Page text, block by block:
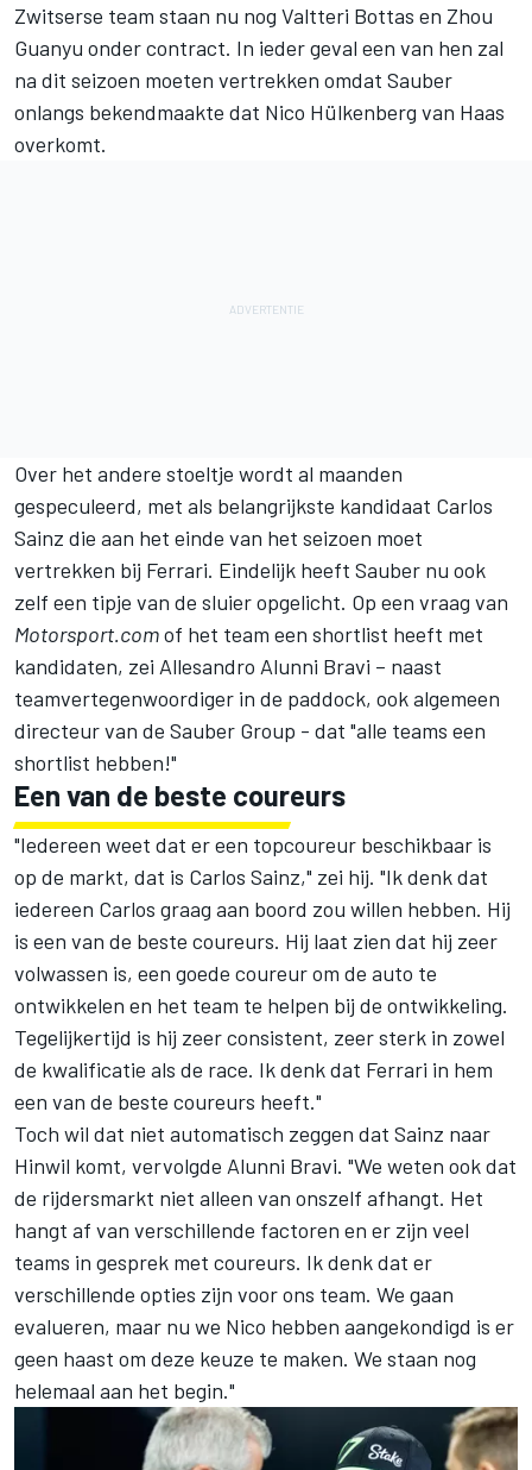
Zwitserse team staan nu nog Valtteri Bottas en Zhou
Guanyu onder contract. In ieder geval een van hen zal
na dit seizoen moeten vertrekken omdat Sauber
onlangs bekendmaakte dat Nico Hülkenberg van Haas
overkomt.
Over het andere stoeltje wordt al maanden
gespeculeerd, met als belangrijkste kandidaat Carlos
Sainz die aan het einde van het seizoen moet
vertrekken bij Ferrari. Eindelijk heeft Sauber nu ook
zelf een tipje van de sluier opgelicht. Op een vraag van
Motorsport.comof het team een shortlist heeft met
kandidaten, zei Allesandro Alunni Bravi – naast
teamvertegenwoordiger in de paddock, ook algemeen
directeur van de Sauber Group - dat "alle teams een
shortlist hebben!"
Een van de beste coureurs
"Iedereen weet dat er een topcoureur beschikbaar is
op de markt, dat is Carlos Sainz," zei hij. "Ik denk dat
iedereen Carlos graag aan boord zou willen hebben. Hij
is een van de beste coureurs. Hij laat zien dat hij zeer
volwassen is, een goede coureur om de auto te
ontwikkelen en het team te helpen bij de ontwikkeling.
Tegelijkertijd is hij zeer consistent, zeer sterk in zowel
de kwalificatie als de race. Ik denk dat Ferrari in hem
een van de beste coureurs heeft."
Toch wil dat niet automatisch zeggen dat Sainz naar
Hinwil komt, vervolgde Alunni Bravi. "We weten ook dat
de rijdersmarkt niet alleen van onszelf afhangt. Het
hangt af van verschillende factoren en er zijn veel
teams in gesprek met coureurs. Ik denk dat er
verschillende opties zijn voor ons team. We gaan
evalueren, maar nu we Nico hebben aangekondigd is er
geen haast om deze keuze te maken. We staan nog
helemaal aan het begin."